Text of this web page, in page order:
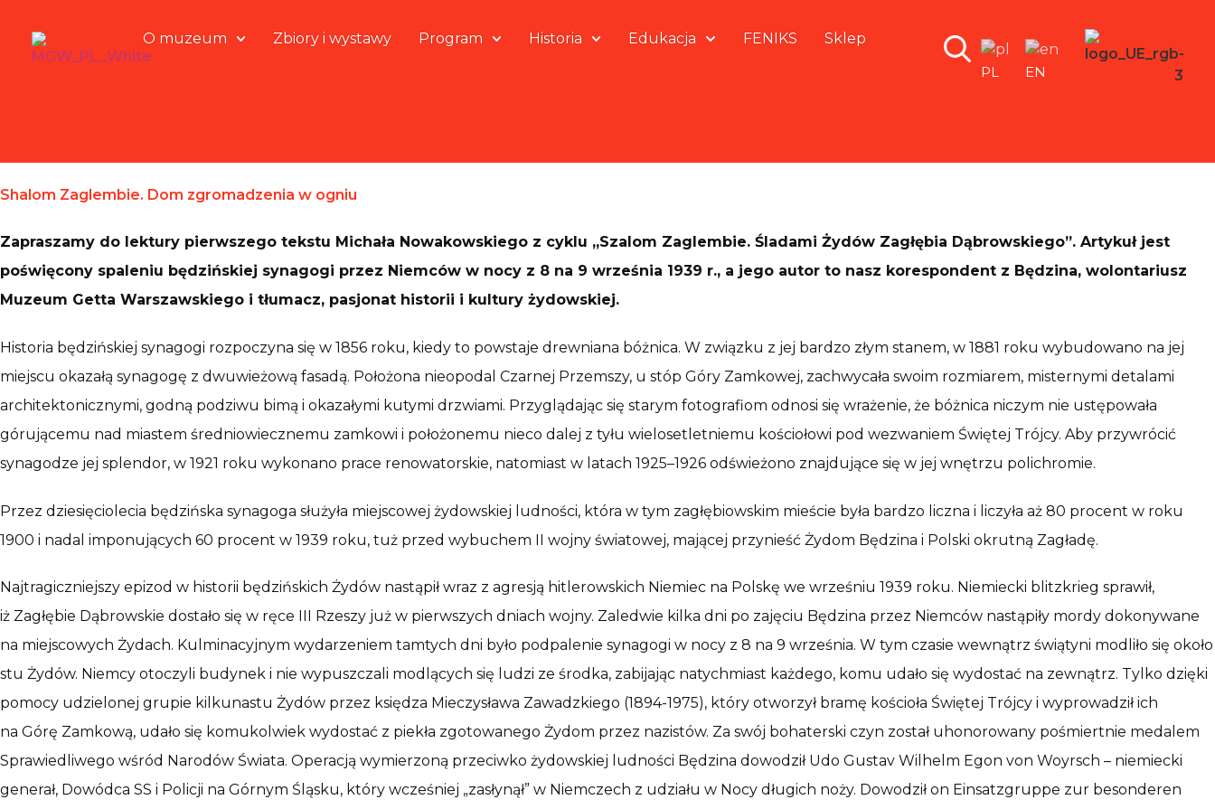
O muzeum Zbiory i wystawy Program Historia Edukacja FENIKS
Sklep
PL
EN
Shalom Zaglembie. Dom zgromadzenia w ogniu
Zapraszamy do lektury pierwszego tekstu Michała Nowakowskiego z cyklu „Szalom Zaglembie. Śladami Żydów Zagłębia Dąbrowskiego”. Artykuł jest
poświęcony spaleniu będzińskiej synagogi przez Niemców w nocy z 8 na 9 września 1939 r., a jego autor to nasz korespondent z Będzina, wolontariusz
Muzeum Getta Warszawskiego i tłumacz, pasjonat historii i kultury żydowskiej.
Historia będzińskiej synagogi rozpoczyna się w 1856 roku, kiedy to powstaje drewniana bóżnica. W związku z jej bardzo złym stanem, w 1881 roku wybudowano na jej
miejscu okazałą synagogę z dwuwieżową fasadą. Położona nieopodal Czarnej Przemszy, u stóp Góry Zamkowej, zachwycała swoim rozmiarem, misternymi detalami
architektonicznymi, godną podziwu bimą i okazałymi kutymi drzwiami. Przyglądając się starym fotografiom odnosi się wrażenie, że bóżnica niczym nie ustępowała
górującemu nad miastem średniowiecznemu zamkowi i położonemu nieco dalej z tyłu wielosetletniemu kościołowi pod wezwaniem Świętej Trójcy. Aby przywrócić
synagodze jej splendor, w 1921 roku wykonano prace renowatorskie, natomiast w latach 1925–1926 odświeżono znajdujące się w jej wnętrzu polichromie.
Przez dziesięciolecia będzińska synagoga służyła miejscowej żydowskiej ludności, która w tym zagłębiowskim mieście była bardzo liczna i liczyła aż 80 procent w roku
1900 i nadal imponujących 60 procent w 1939 roku, tuż przed wybuchem II wojny światowej, mającej przynieść Żydom Będzina i Polski okrutną Zagładę.
Najtragiczniejszy epizod w historii będzińskich Żydów nastąpił wraz z agresją hitlerowskich Niemiec na Polskę we wrześniu 1939 roku. Niemiecki blitzkrieg sprawił,
iż Zagłębie Dąbrowskie dostało się w ręce III Rzeszy już w pierwszych dniach wojny. Zaledwie kilka dni po zajęciu Będzina przez Niemców nastąpiły mordy dokonywane
na miejscowych Żydach. Kulminacyjnym wydarzeniem tamtych dni było podpalenie synagogi w nocy z 8 na 9 września. W tym czasie wewnątrz świątyni modliło się około
stu Żydów. Niemcy otoczyli budynek i nie wypuszczali modlących się ludzi ze środka, zabijając natychmiast każdego, komu udało się wydostać na zewnątrz. Tylko dzięki
pomocy udzielonej grupie kilkunastu Żydów przez księdza Mieczysława Zawadzkiego (1894-1975), który otworzył bramę kościoła Świętej Trójcy i wyprowadził ich
na Górę Zamkową, udało się komukolwiek wydostać z piekła zgotowanego Żydom przez nazistów. Za swój bohaterski czyn został uhonorowany pośmiertnie medalem
Sprawiedliwego wśród Narodów Świata. Operacją wymierzoną przeciwko żydowskiej ludności Będzina dowodził Udo Gustav Wilhelm Egon von Woyrsch – niemiecki
generał, Dowódca SS i Policji na Górnym Śląsku, który wcześniej „zasłynął” w Niemczech z udziału w Nocy długich noży. Dowodził on Einsatzgruppe zur besonderen